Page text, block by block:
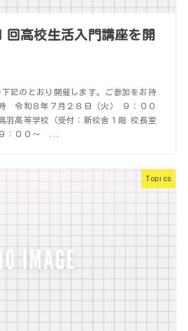
高校生活入門講座を開
記のとおり開催します。ご参加をお待
令和８年７月２８日（火） ９：００
高等学校（受付：新校舎１階 校長室
００～ ...
Topics